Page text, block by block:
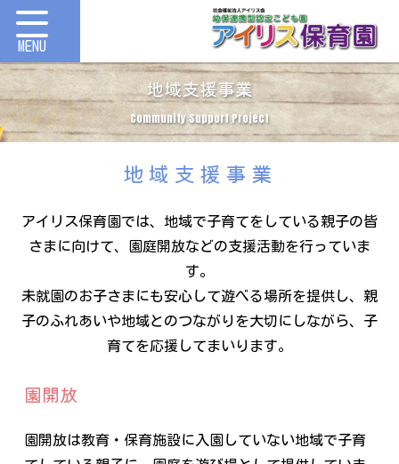
地域支援事業
Community Support Project
地域支援事業
アイリス保育園では、地域で子育てをしている親子の皆
さまに向けて、園庭開放などの支援活動を行っていま
す。
未就園のお子さまにも安心して遊べる場所を提供し、親
子のふれあいや地域とのつながりを大切にしながら、子
育てを応援してまいります。
園開放
園開放は教育・保育施設に入園していない地域で子育